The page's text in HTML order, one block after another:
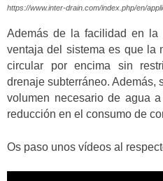
https://www.inter-drain.com/index.php/en/
Además de la facilidad en la
ventaja del sistema es que la
circular por encima sin
drenaje subterráneo. Además,
volumen necesario de agua
reducción en el consumo de
Os paso unos vídeos al